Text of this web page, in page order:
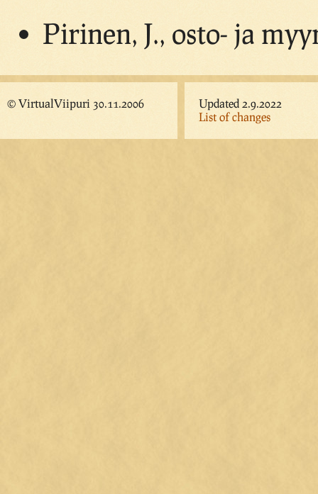
Pirinen, J., osto- ja
© VirtualViipuri 30.11.2006
Updated 2.9.2022
List of changes